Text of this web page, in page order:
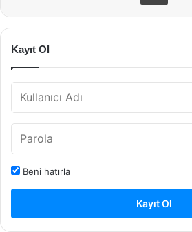
Kayıt Ol
Beni hatırla
Kayıt Ol